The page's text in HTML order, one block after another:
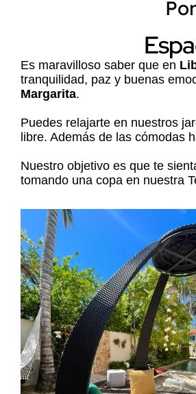
Es maravilloso saber que en
tranquilidad, paz y buenas
Margarita.
Puedes relajarte en nuestros
libre. Además de las cómodas
Nuestro objetivo es que te
tomando una copa en nuestra